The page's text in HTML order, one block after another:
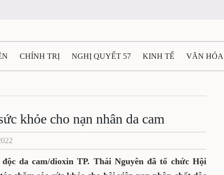
CHÍNH TRỊ NGHỊ QUYẾT 57 KINH TẾ VĂN HÓA
TÀI NGUYÊN - MÔI TRƯỜNG THỂ THAO
THÁI NGUYÊN
sức khỏe cho nạn nhân da
2022